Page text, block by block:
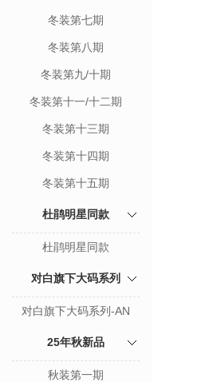
冬装第七期
冬装第八期
冬装第九/十期
冬装第十一/十二期
冬装第十三期
冬装第十四期
冬装第十五期
杜鹃明星同款
杜鹃明星同款
对白旗下大码系列
对白旗下大码系列-AN
25年秋新品
秋装第一期